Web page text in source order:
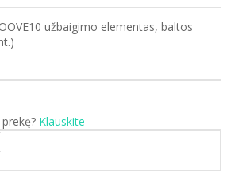
užbaigimo elementas, baltos
Klauskite